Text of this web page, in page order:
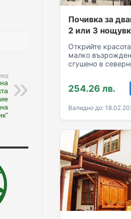
Почивка за
2 или 3
закуски и
Открийте
малко
сгушено в
комфортен
254.26 лв.
Валидно до: